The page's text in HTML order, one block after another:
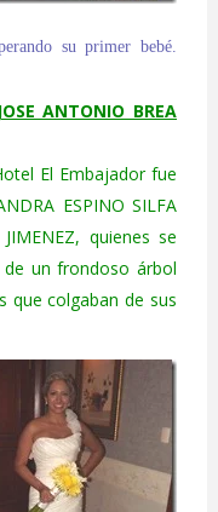
su primer bebé.
ANTONIO BREA
El Embajador fue
ESPINO SILFA
quienes se
un frondoso árbol
que colgaban de sus